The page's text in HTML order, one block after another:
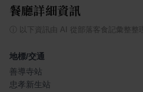
餐廳詳細資訊
ⓘ 以下資訊由 AI 從部落客食記彙整整理
地標/交通
善導寺站
忠孝新生站